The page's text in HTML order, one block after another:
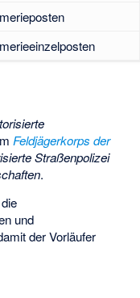
Feldjägerkorps der
Straßenpolizei
.
und
der Vorläufer